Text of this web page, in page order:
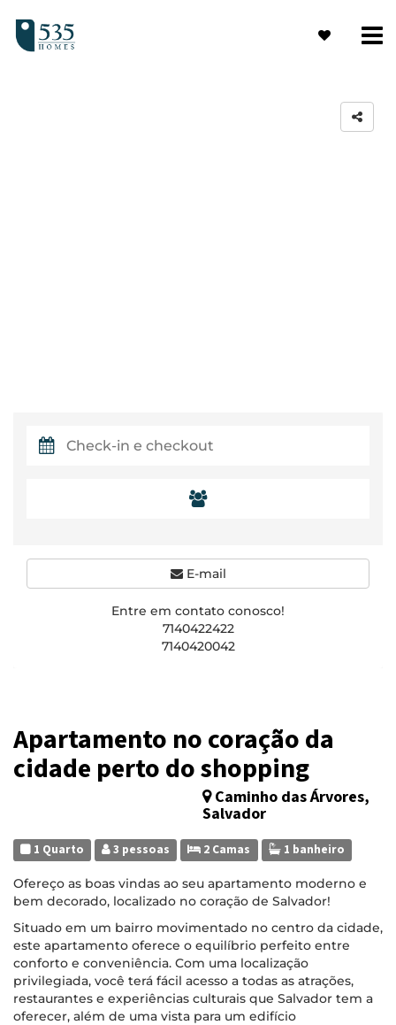
Apartamento no coração da
cidade perto do shopping
Caminho das Árvores,
Salvador
1 Quarto 3 pessoas 2 Camas 1 banheiro
Ofereço as boas vindas ao seu apartamento moderno e
bem decorado, localizado no coração de Salvador!
Situado em um bairro movimentado no centro da cidade,
este apartamento oferece o equilíbrio perfeito entre
conforto e conveniência. Com uma localização
privilegiada, você terá fácil acesso a todas as atrações,
restaurantes e experiências culturais que Salvador tem a
oferecer, além de uma vista para um edifício
E-mail
Entre em contato conosco!
7140422422
7140420042